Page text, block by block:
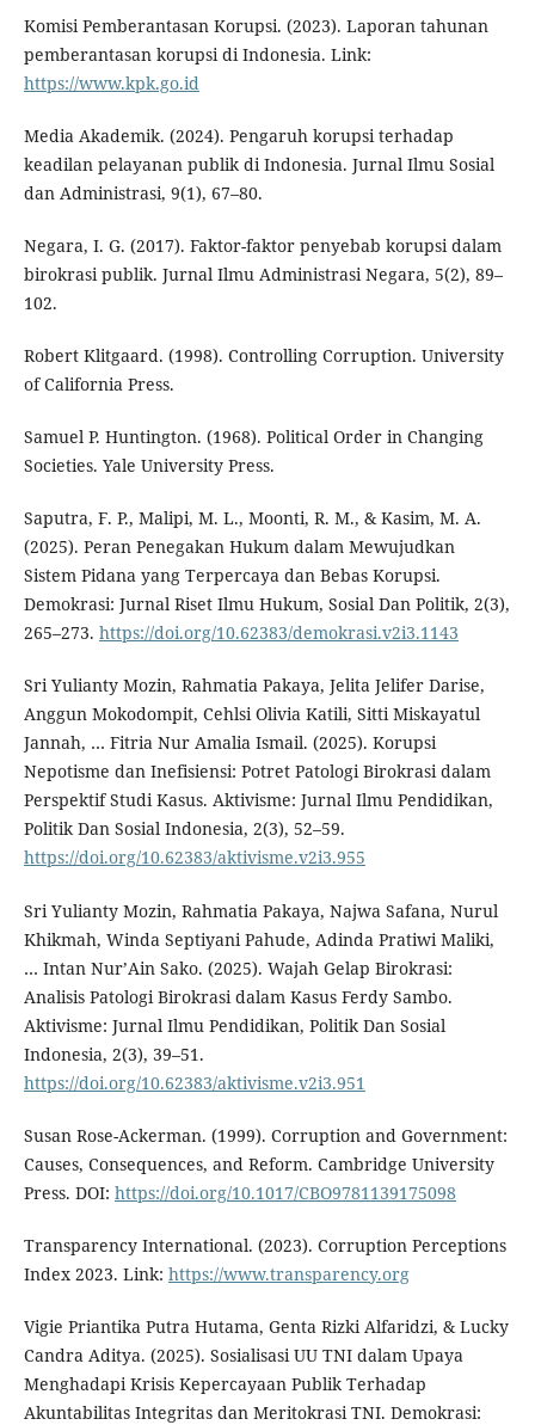
Komisi Pemberantasan Korupsi. (2023). Laporan tahunan
pemberantasan korupsi di Indonesia. Link:
https://www.kpk.go.id
Media Akademik. (2024). Pengaruh korupsi terhadap
keadilan pelayanan publik di Indonesia. Jurnal Ilmu Sosial
dan Administrasi, 9(1), 67–80.
Negara, I. G. (2017). Faktor-faktor penyebab korupsi dalam
birokrasi publik. Jurnal Ilmu Administrasi Negara, 5(2), 89–
102.
Robert Klitgaard. (1998). Controlling Corruption. University
of California Press.
Samuel P. Huntington. (1968). Political Order in Changing
Societies. Yale University Press.
Saputra, F. P., Malipi, M. L., Moonti, R. M., & Kasim, M. A.
(2025). Peran Penegakan Hukum dalam Mewujudkan
Sistem Pidana yang Terpercaya dan Bebas Korupsi.
Demokrasi: Jurnal Riset Ilmu Hukum, Sosial Dan Politik, 2(3),
265–273. https://doi.org/10.62383/demokrasi.v2i3.1143
Sri Yulianty Mozin, Rahmatia Pakaya, Jelita Jelifer Darise,
Anggun Mokodompit, Cehlsi Olivia Katili, Sitti Miskayatul
Jannah, … Fitria Nur Amalia Ismail. (2025). Korupsi
Nepotisme dan Inefisiensi: Potret Patologi Birokrasi dalam
Perspektif Studi Kasus. Aktivisme: Jurnal Ilmu Pendidikan,
Politik Dan Sosial Indonesia, 2(3), 52–59.
https://doi.org/10.62383/aktivisme.v2i3.955
Sri Yulianty Mozin, Rahmatia Pakaya, Najwa Safana, Nurul
Khikmah, Winda Septiyani Pahude, Adinda Pratiwi Maliki,
… Intan Nur’Ain Sako. (2025). Wajah Gelap Birokrasi:
Analisis Patologi Birokrasi dalam Kasus Ferdy Sambo.
Aktivisme: Jurnal Ilmu Pendidikan, Politik Dan Sosial
Indonesia, 2(3), 39–51.
https://doi.org/10.62383/aktivisme.v2i3.951
Susan Rose-Ackerman. (1999). Corruption and Government:
Causes, Consequences, and Reform. Cambridge University
Press. DOI: https://doi.org/10.1017/CBO9781139175098
Transparency International. (2023). Corruption Perceptions
Index 2023. Link: https://www.transparency.org
Vigie Priantika Putra Hutama, Genta Rizki Alfaridzi, & Lucky
Candra Aditya. (2025). Sosialisasi UU TNI dalam Upaya
Menghadapi Krisis Kepercayaan Publik Terhadap
Akuntabilitas Integritas dan Meritokrasi TNI. Demokrasi: